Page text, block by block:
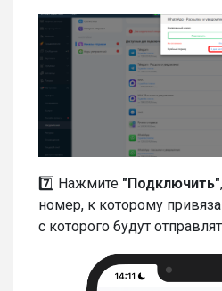
7️⃣ Нажмите "Подключить"
номер, к которому
с которого будут